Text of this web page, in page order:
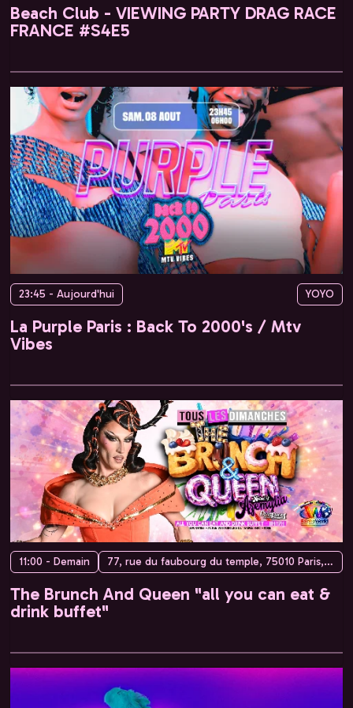
Beach Club - VIEWING PARTY DRAG RACE
FRANCE #S4E5
23:45 - Aujourd'hui YOYO
La Purple Paris : Back To 2000's / Mtv
Vibes
11:00 - Demain 77, rue du faubourg du temple, 75010 Paris, France
The Brunch And Queen "all you can eat &
drink buffet"